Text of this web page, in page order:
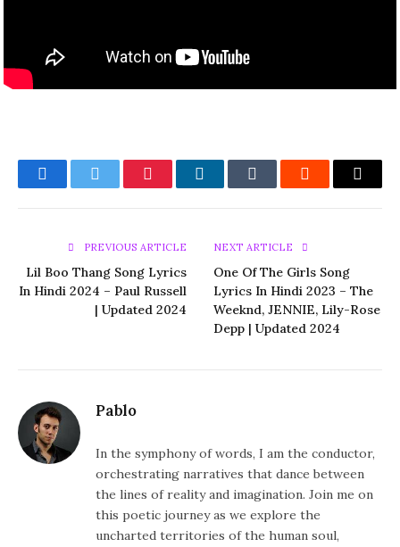
FacebookTwitter PinterestLinkedInTumblr Reddit Email
PREVIOUS ARTICLE
Lil Boo Thang Song Lyrics
In Hindi 2024 – Paul Russell
| Updated 2024
NEXT ARTICLE
One Of The Girls Song
Lyrics In Hindi 2023 – The
Weeknd, JENNIE, Lily-Rose
Depp | Updated 2024
Pablo
In the symphony of words, I am the conductor,
orchestrating narratives that dance between
the lines of reality and imagination. Join me on
this poetic journey as we explore the
uncharted territories of the human soul,